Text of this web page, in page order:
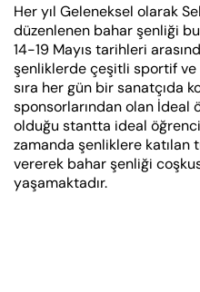
Her yıl Geleneksel olarak
düzenlenen bahar şenliği
14-19 Mayıs tarihleri
şenliklerde çeşitli sportif ve
sıra her gün bir sanatçıda
sponsorlarından olan İdeal
olduğu stantta ideal
zamanda şenliklere
vererek bahar şenliği
yaşamaktadır.